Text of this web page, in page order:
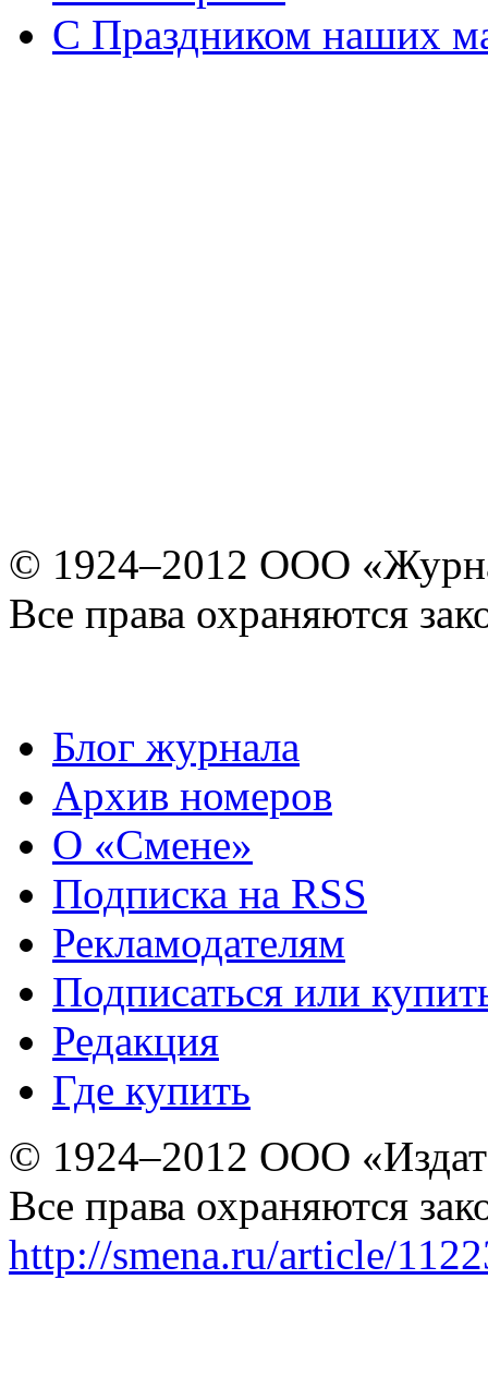
С Праздником наших
© 1924–2012 ООО
Все права охраняются
Блог журнала
Архив номеров
О «Смене»
Подписка на RSS
Рекламодателям
Подписаться или
Редакция
Где купить
© 1924–2012 ООО
Все права охраняются
http://smena.ru/article/